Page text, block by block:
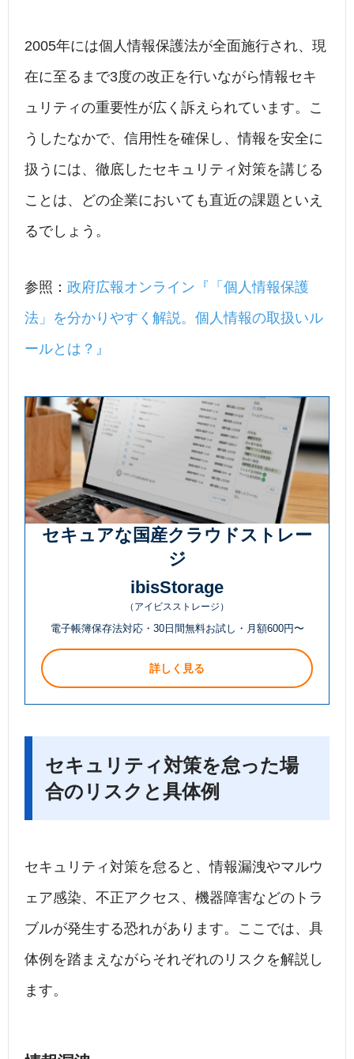
2005年には個人情報保護法が全面施行され、現
在に至るまで3度の改正を行いながら情報セキ
ュリティの重要性が広く訴えられています。こ
うしたなかで、信用性を確保し、情報を安全に
扱うには、徹底したセキュリティ対策を講じる
ことは、どの企業においても直近の課題といえ
るでしょう。
参照： 政府広報オンライン『「個人情報保護
法」を分かりやすく解説。個人情報の取扱いル
ールとは？』
セキュアな国産クラウドストレー
ジ
ibisStorage
（アイビスストレージ）
電子帳簿保存法対応・30日間無料お試し・月額600円〜
詳しく見る
セキュリティ対策を怠った場
合のリスクと具体例
セキュリティ対策を怠ると、情報漏洩やマルウ
ェア感染、不正アクセス、機器障害などのトラ
ブルが発生する恐れがあります。ここでは、具
体例を踏まえながらそれぞれのリスクを解説し
ます。